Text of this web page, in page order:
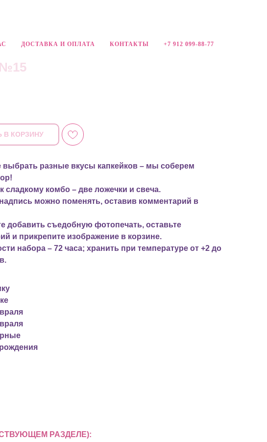
ДОСТАВКА И ОПЛАТА КОНТАКТЫ +7 912 099-88-77
В КОРЗИНУ
разные вкусы капкейков – мы соберем
сладкому комбо – две ложечки и свеча.
можно поменять, оставив комментарий в
добавить съедобную фотопечать, оставьте
и прикрепите изображение в корзине.
набора – 72 часа; хранить при температуре от +2 до
РАЗДЕЛЕ):